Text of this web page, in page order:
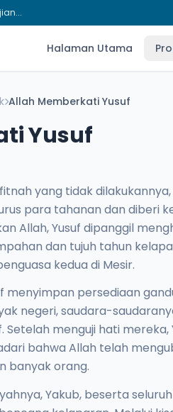
Halaman Utama
Allah Memberkati Yusuf
Yusuf
yang tidak
para tahanan dan diberi
Allah, Yusuf dipanggil
dan tujuh tahun
kedua di Mesir.
menyimpan persediaan
negeri, saudara-
Setelah menguji hati
bahwa Allah telah
banyak orang.
Yakub, beserta